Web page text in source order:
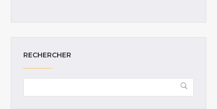
RECHERCHER